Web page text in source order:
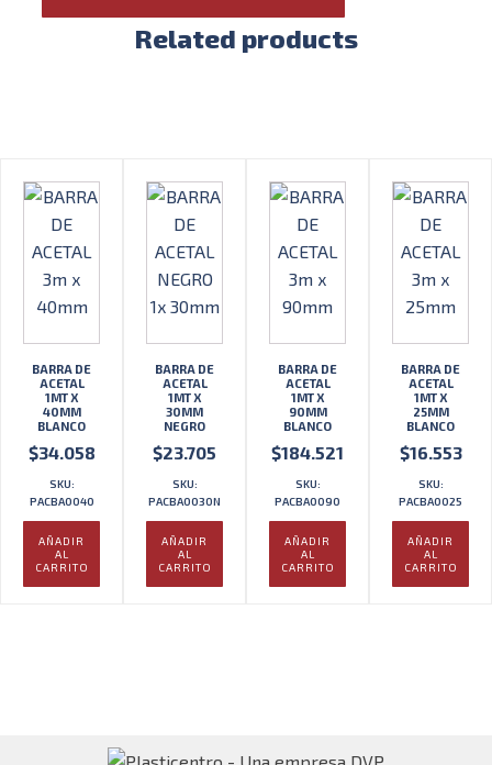
Related products
BARRA DE
ACETAL
1MT X
40MM
BLANCO
$34.058
SKU:
PACBA0040
AÑADIR
AL
CARRITO
BARRA DE
ACETAL
1MT X
30MM
NEGRO
$23.705
SKU:
PACBA0030N
AÑADIR
AL
CARRITO
BARRA DE
ACETAL
1MT X
90MM
BLANCO
$184.521
SKU:
PACBA0090
AÑADIR
AL
CARRITO
BARRA DE
ACETAL
1MT X
25MM
BLANCO
$16.553
SKU:
PACBA0025
AÑADIR
AL
CARRITO